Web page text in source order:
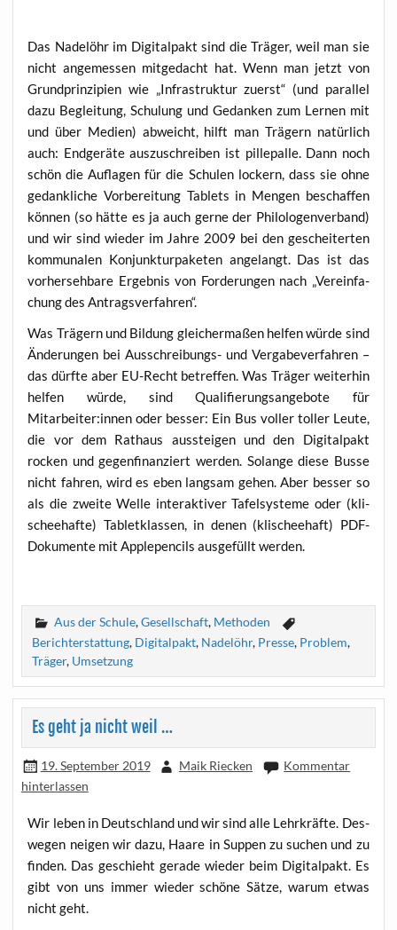
Das Nadel­öhr im Digi­tal­pakt sind die Trä­ger, weil man sie
nicht ange­mes­sen mit­ge­dacht hat. Wenn man jetzt von
Grund­prin­zi­pi­en wie „Infra­struk­tur zuerst“ (und par­al­lel
dazu Beglei­tung, Schu­lung und Gedan­ken zum Ler­nen mit
und über Medi­en) abweicht, hilft man Trä­gern natür­lich
auch: End­ge­rä­te aus­zu­schrei­ben ist pil­le­pal­le. Dann noch
schön die Auf­la­gen für die Schu­len lockern, dass sie ohne
gedank­li­che Vor­be­rei­tung Tablets in Men­gen beschaf­fen
kön­nen (so hät­te es ja auch ger­ne der Phi­lo­lo­gen­ver­band)
und wir sind wie­der im Jah­re 2009 bei den geschei­ter­ten
kom­mu­na­len Kon­junk­tur­pa­ke­ten ange­langt. Das ist das
vor­her­seh­ba­re Ergeb­nis von For­de­run­gen nach „Ver­ein­fa­
chung des Antragsverfahren“.
Was Trä­gern und Bil­dung glei­cher­ma­ßen hel­fen wür­de sind
Ände­run­gen bei Aus­schrei­bungs- und Ver­ga­be­ver­fah­ren –
das dürf­te aber EU-Recht betref­fen. Was Trä­ger wei­ter­hin
hel­fen wür­de, sind Qua­li­fie­rungs­an­ge­bo­te für
Mitarbeiter:innen oder bes­ser: Ein Bus vol­ler tol­ler Leu­te,
die vor dem Rat­haus aus­stei­gen und den Digi­tal­pakt
rocken und gegen­fi­nan­ziert wer­den. Solan­ge die­se Bus­se
nicht fah­ren, wird es eben lang­sam gehen. Aber bes­ser so
als die zwei­te Wel­le inter­ak­ti­ver Tafel­sys­te­me oder (kli­
schee­haf­te) Tablet­klas­sen, in denen (kli­schee­haft) PDF-
Doku­men­te mit App­lepen­cils aus­ge­füllt werden.
Aus der Schule,Gesellschaft, Methoden
Berichterstattung, Digitalpakt, Nadelöhr, Presse, Problem,
Träger, Umsetzung
Es geht ja nicht weil …
19. September 2019 Maik Riecken
Kommentar
hinterlassen
Wir leben in Deutsch­land und wir sind alle Lehr­kräf­te. Des­
we­gen nei­gen wir dazu, Haa­re in Sup­pen zu suchen und zu
fin­den. Das geschieht gera­de wie­der beim Digi­tal­pakt. Es
gibt von uns immer wie­der schö­ne Sät­ze, war­um etwas
nicht geht.